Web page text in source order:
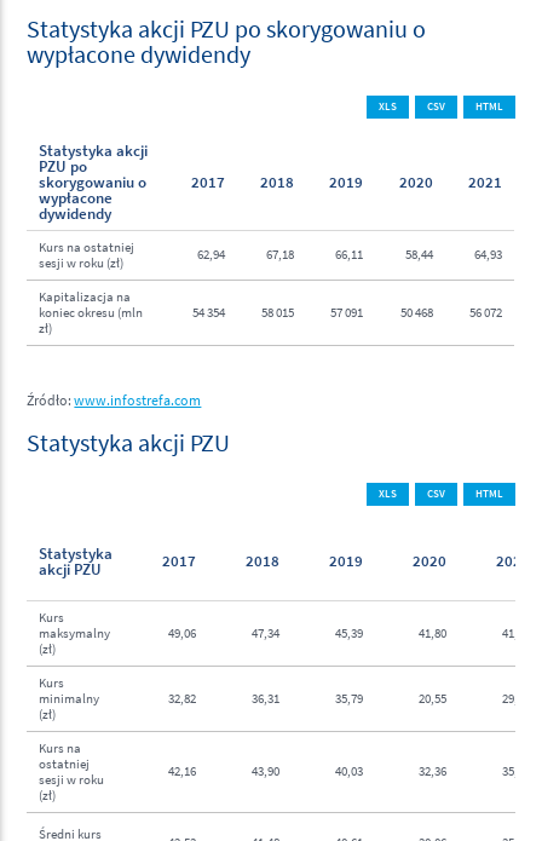
Statystyka akcji PZU po skorygowaniu o
wypłacone dywidendy
XLS CSV HTML
Statystyka akcji
PZU po
skorygowaniu o
wypłacone
dywidendy
2017 2018 2019 2020 2021
Kurs na ostatniej
sesji w roku (zł)
62,94 67,18 66,11 58,44 64,93
Kapitalizacja na
koniec okresu (mln
zł)
54 354 58 015 57 091 50 468 56 072
Źródło:www.infostrefa.com
Statystyka akcji PZU
XLS CSV HTML
Statystyka
akcji PZU 2017 2018 2019 2020 2021
Kurs
maksymalny
(zł)
49,06 47,34 45,39 41,80 41,65
Kurs
minimalny
(zł)
32,82 36,31 35,79 20,55 29,27
Kurs na
ostatniej
sesji w roku
(zł)
42,16 43,90 40,03 32,36 35,35
Średni kurs